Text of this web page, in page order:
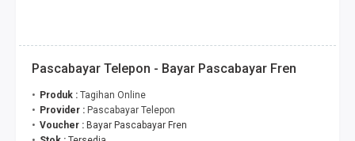
Pascabayar Telepon - Bayar Pascabayar Fren
Produk : Tagihan Online
Provider : Pascabayar Telepon
Voucher : Bayar Pascabayar Fren